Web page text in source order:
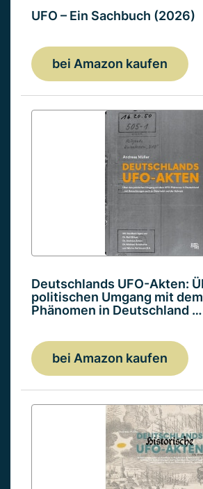
UFO – Ein Sachbuch (2026)
bei Amazon kaufen
Deutschlands UFO-Akten:
politischen Umgang mit
Phänomen in Deutschland …
bei Amazon kaufen